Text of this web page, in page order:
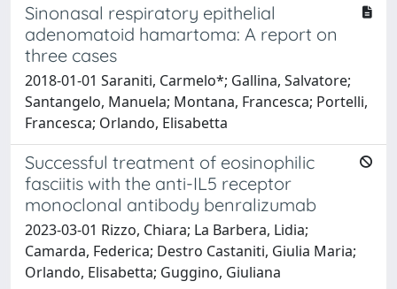
Sinonasal respiratory epithelial
adenomatoid hamartoma: A report on
three cases
2018-01-01 Saraniti, Carmelo*; Gallina, Salvatore;
Santangelo, Manuela; Montana, Francesca; Portelli,
Francesca; Orlando, Elisabetta
Successful treatment of eosinophilic
fasciitis with the anti-IL5 receptor
monoclonal antibody benralizumab
2023-03-01 Rizzo, Chiara; La Barbera, Lidia;
Camarda, Federica; Destro Castaniti, Giulia Maria;
Orlando, Elisabetta; Guggino, Giuliana